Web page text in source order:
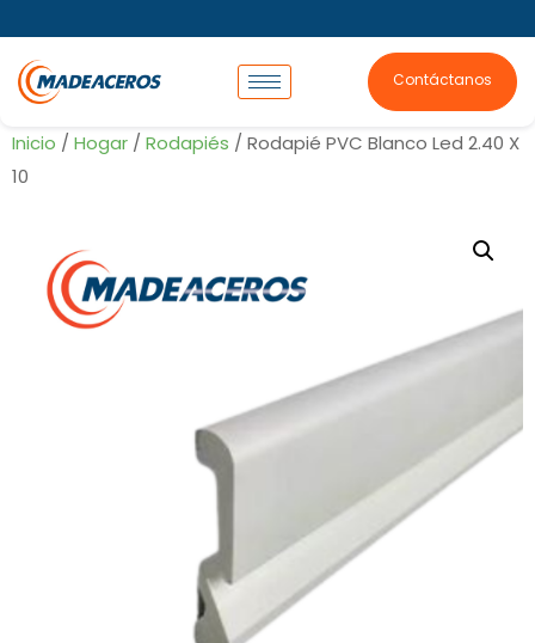
Contáctanos
Inicio / Hogar / Rodapiés / Rodapié PVC Blanco Led 2.40 X
10